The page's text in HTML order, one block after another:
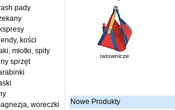
pady
kości
młotki, spity
sprzęt
woreczki
ratownicze
Nowe Produkty